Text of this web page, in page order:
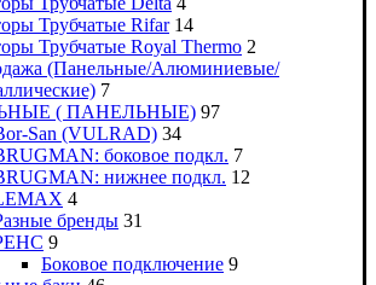
Трубчатые Rifar 14
Трубчатые Royal Thermo 2
(Панельные/Алюминиевые/
7
( ПАНЕЛЬНЫЕ) 97
San (VULRAD) 34
боковое подкл. 7
нижнее подкл. 12
4
бренды 31
9
Боковое подключение 9